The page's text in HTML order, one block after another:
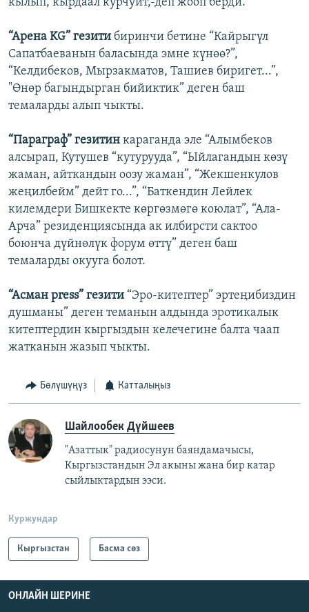
кылып, кырдаал курчуйт,-деп жооп берди.
“Арена KG” гезити биринчи бетине “Кайрыгүл
Сапатбаеванын баласында эмне күнөө?”,
“Келдибеков, Мырзакматов, Ташиев биригет...”,
"Өнөр багындырган бийиктик” деген баш
темаларды алып чыкты.
“Параграф” гезитин караганда эле “Алымбеков
алсырап, Кутушев “кутурууда”, “Ыйлагандын көзү
жаман, айткандын оозу жаман”, “Жекшенкулов
жеңилбейм” дейт го...”, “Баткендин Лейлек
килемдери Бишкекте көргөзмөгө коюлат”, “Ала-
Арча” резиденциясында ак илбирсти сактоо
боюнча дүйнөлүк форум өттү” деген баш
темаларды окууга болот.
“Асман press” гезити “Эро-китептер” эртеңибиздин
душманы” деген теманын алдында эротикалык
китептердин кыргыздын келечегине балта чаап
жатканын жазып чыкты.
Бөлүшүңүз Катталыңыз
Шайлообек Дүйшеев
"Азаттык" радиосунун баяндамачысы,
Кыргызстандын Эл акыны жана бир катар
сыйлыктардын ээси.
Куржундар
Кыргызстан Басма сөз
ОНЛАЙН ШЕРИНЕ